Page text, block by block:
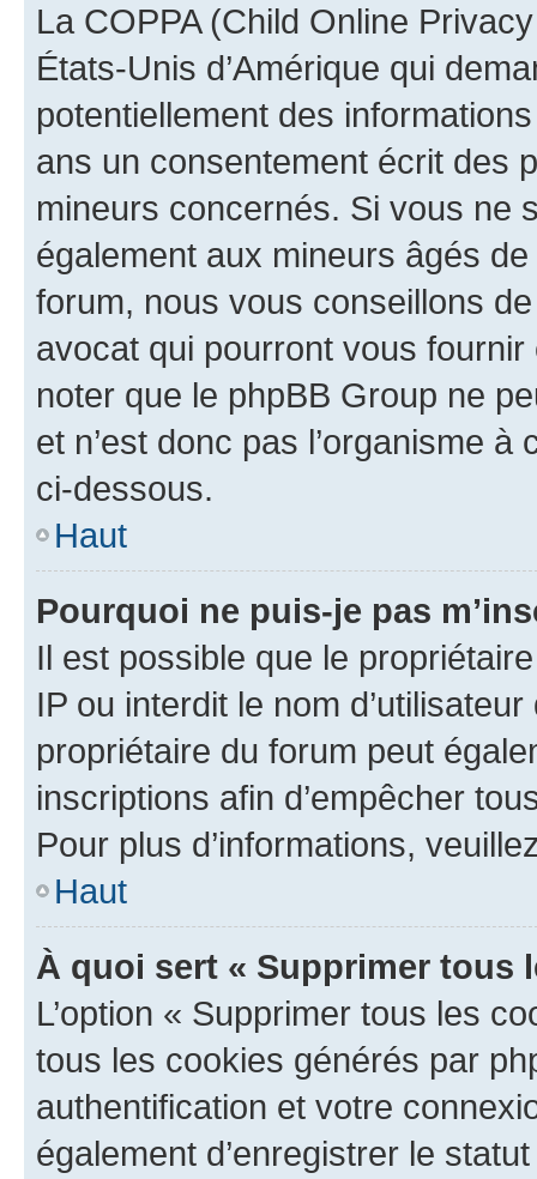
La COPPA (Child Online
États-Unis d’Amérique qui
potentiellement des
ans un consentement écrit des
mineurs concernés. Si vous ne
également aux mineurs âgés
forum, nous vous conseillons
avocat qui pourront vous
noter que le phpBB Group ne
et n’est donc pas l’organisme
ci-dessous.
Haut
Pourquoi ne puis-je pas
Il est possible que le
IP ou interdit le nom
propriétaire du forum peut
inscriptions afin d’empêcher
Pour plus d’informations,
Haut
À quoi sert « Supprimer tous
L’option « Supprimer tous les
tous les cookies générés par
authentification et votre
également d’enregistrer le